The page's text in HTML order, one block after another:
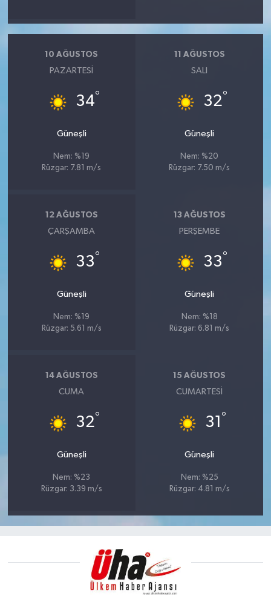
10 AĞUSTOS
PAZARTESI
34°
Güneşli
Nem: %19
Rüzgar: 7.81 m/s
11 AĞUSTOS
SALI
32°
Güneşli
Nem: %20
Rüzgar: 7.50 m/s
12 AĞUSTOS
ÇARŞAMBA
33°
Güneşli
Nem: %19
Rüzgar: 5.61 m/s
13 AĞUSTOS
PERŞEMBE
33°
Güneşli
Nem: %18
Rüzgar: 6.81 m/s
14 AĞUSTOS
CUMA
32°
Güneşli
Nem: %23
Rüzgar: 3.39 m/s
15 AĞUSTOS
CUMARTESI
31 °
Güneşli
Nem: %25
Rüzgar: 4.81 m/s